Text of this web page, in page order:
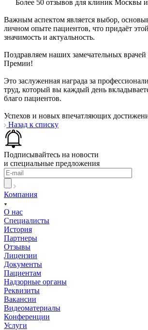
Более 50 отзывов для клиник Москвы
Важным аспектом является выбор,
личном опыте пациентов, что придаёт
значимость и актуальность.
Поздравляем наших замечательных врачей
Премии!
Это заслуженная награда за
труд, который вы каждый день
благо пациентов.
Успехов и новых впечатляющих
Назад к списку
Подписывайтесь на новости
и специальные предложения
Компания
О нас
Специалисты
История
Партнеры
Отзывы
Лицензии
Документы
Пациентам
Надзорные органы
Реквизиты
Вакансии
Видеоматериалы
Конференции
Услуги